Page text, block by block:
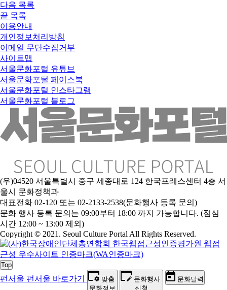
다음 목록
끝 목록
이용안내
개인정보처리방침
이메일 무단수집거부
사이트맵
서울문화포털 유튜브
서울문화포털 페이스북
서울문화포털 인스타그램
서울문화포털 블로그
(우)04520 서울특별시 중구 세종대로 124 한국프레스센터 4층 서
울시 문화정책과
대표전화 02-120 또는 02-2133-2538(문화행사 등록 문의)
문화 행사 등록 문의는 09:00부터 18:00 까지 가능합니다. (점심
시간 12:00 ~ 13:00 제외)
Copyright © 2021. Seoul Culture Portal All Rights Reserved.
Top
펀서울 펀서울 바로가기
맞춤
문화정보
문화행사
신청
문화달력